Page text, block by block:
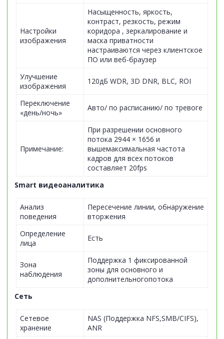
Настройки
изображения
Насыщенность, яркость,
контраст, резкость, режим
коридора , зеркалирование и
маска приватности
настраиваются через клиентское
ПО или веб-браузер
Улучшение
изображения
120дБ WDR, 3D DNR, BLC, ROI
Переключение
«день/ночь»
Авто/ по расписанию/ по тревоге
Примечание:
При разрешении основного
потока 2944 × 1656 и
вышемаксимальная частота
кадров для всех потоков
составляет 20fps
Smart видеоаналитика
Анализ
поведения
Пересечение линии, обнаружение
вторжения
Определение
лица
Есть
Зона
наблюдения
Поддержка 1 фиксированной
зоны для основного и
дополнительногопотока
Сеть
Сетевое
хранение
NAS (Поддержка NFS,SMB/CIFS),
ANR